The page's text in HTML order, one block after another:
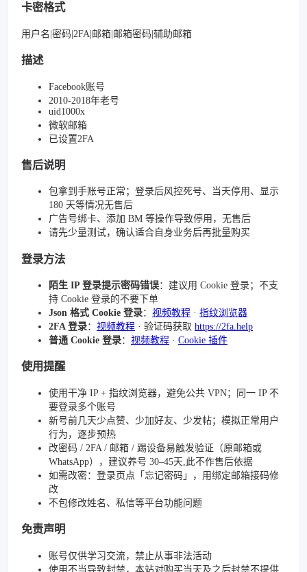
卡密格式
用户名|密码|2FA|邮箱|邮箱密码|辅助邮箱
描述
Facebook账号
2010-2018年老号
uid1000x
微软邮箱
已设置2FA
售后说明
包拿到手账号正常；登录后风控死号、当天停用、显示
180 天等情况无售后
广告号绑卡、添加 BM 等操作导致停用，无售后
请先少量测试，确认适合自身业务后再批量购买
登录方法
陌生 IP 登录提示密码错误：建议用 Cookie 登录；不支
持 Cookie 登录的不要下单
Json 格式 Cookie 登录： 视频教程 · 指纹浏览器
2FA 登录： 视频教程 · 验证码获取 https://2fa.help
普通 Cookie 登录： 视频教程 · Cookie 插件
使用提醒
使用干净 IP + 指纹浏览器，避免公共 VPN；同一 IP 不
要登录多个账号
新号前几天少点赞、少加好友、少发帖；模拟正常用户
行为，逐步预热
改密码 / 2FA / 邮箱 / 踢设备易触发验证（原邮箱或
WhatsApp），建议养号 30–45天,此不作售后依据
如需改密：登录页点「忘记密码」，用绑定邮箱接码修
改
不包修改姓名、私信等平台功能问题
免责声明
账号仅供学习交流，禁止从事非法活动
使用不当导致封禁，本站对购买当天及之后封禁不提供